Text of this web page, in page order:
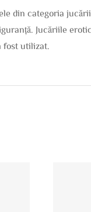
din categoria
Jucăriile
fost utilizat.